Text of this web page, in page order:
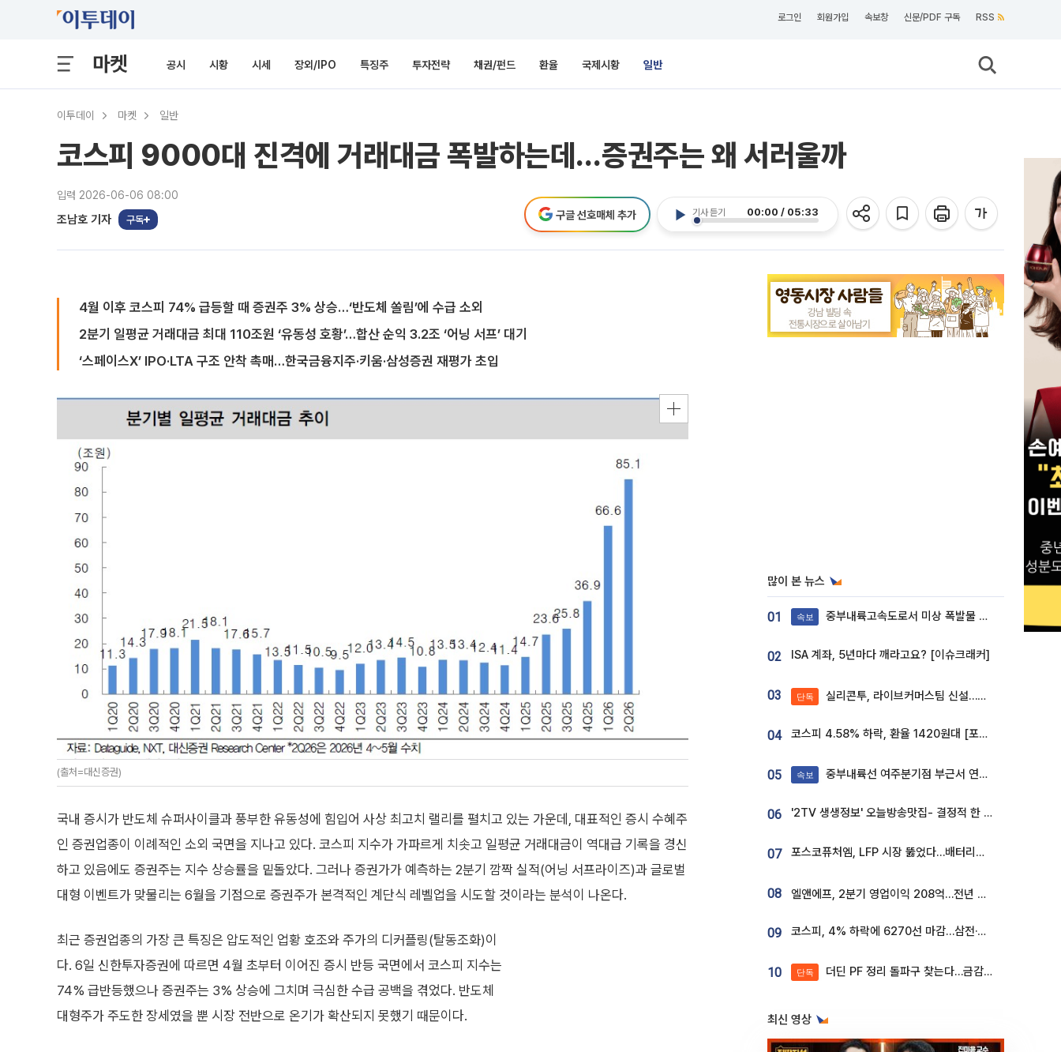
로그인 회원가입 속보창 신문/PDF 구독 RSS
마켓 공시 시황 시세 장외/IPO 특징주 투자전략 채권/펀드 환율 국제시황 일반
이투데이 마켓 일반
코스피 9000대 진격에 거래대금 폭발하는데…증권주는 왜 서러울까
입력 2026-06-06 08:00
조남호 기자 구독
기사 듣기 00:00 / 05:33
구글 선호매체 추가
4월 이후 코스피 74% 급등할 때 증권주 3% 상승…‘반도체 쏠림’에 수급 소외
2분기 일평균 거래대금 최대 110조원 ‘유동성 호황’…합산 순익 3.2조 ‘어닝 서프’ 대기
‘스페이스X’ IPO·LTA 구조 안착 촉매…한국금융지주·키움·삼성증권 재평가 초입
(출처=대신증권)
국내 증시가 반도체 슈퍼사이클과 풍부한 유동성에 힘입어 사상 최고치 랠리를 펼치고 있는 가운데, 대표적인 증시 수혜주
인 증권업종이 이례적인 소외 국면을 지나고 있다. 코스피 지수가 가파르게 치솟고 일평균 거래대금이 역대급 기록을 경신
하고 있음에도 증권주는 지수 상승률을 밑돌았다. 그러나 증권가가 예측하는 2분기 깜짝 실적(어닝 서프라이즈)과 글로벌
대형 이벤트가 맞물리는 6월을 기점으로 증권주가 본격적인 계단식 레벨업을 시도할 것이라는 분석이 나온다.
최근 증권업종의 가장 큰 특징은 압도적인 업황 호조와 주가의 디커플링(탈동조화)이
다. 6일 신한투자증권에 따르면 4월 초부터 이어진 증시 반등 국면에서 코스피 지수는
74% 급반등했으나 증권주는 3% 상승에 그치며 극심한 수급 공백을 겪었다. 반도체
대형주가 주도한 장세였을 뿐 시장 전반으로 온기가 확산되지 못했기 때문이다.
많이 본 뉴스
01 속보 중부내륙고속도로서 미상 폭발물 발견
02 ISA 계좌, 5년마다 깨라고요? [이슈크래커]
03 단독 실리콘투, 라이브커머스팀 신설…K뷰티 ‘글로벌 판매망’ 확대[K뷰티 라방戰]
04 코스피 4.58% 하락, 환율 1420원대 [포토]
05 속보 중부내륙선 여주분기점 부근서 연이은 추돌사고 발생
06 '2TV 생생정보' 오늘방송맛집- 결정적 한 수, 3종 메밀면! 메밀 소바 맛집 '의○○○○'
07 포스코퓨처엠, LFP 시장 뚫었다…배터리사와 대규모 장기 공급 합의
08 엘앤에프, 2분기 영업이익 208억…전년 比 흑자전환
09 코스피, 4% 하락에 6270선 마감…삼전·SK하닉 '와르르' 각각 6%·10%대 급락
10 단독 더딘 PF 정리 돌파구 찾는다…금감원, 1년 반 만에 매각설명회 재개
최신 영상